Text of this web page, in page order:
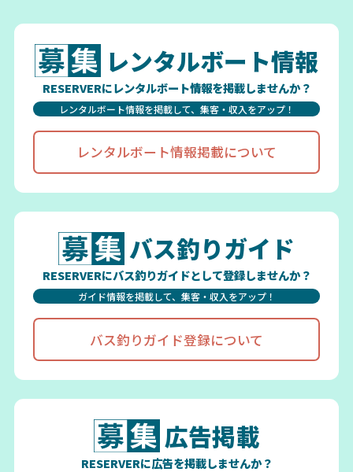
レンタルボート情報
RESERVERにレンタルボート情報を掲載しませんか？
レンタルボート情報を掲載して、集客・収入をアップ！
レンタルボート情報掲載について
バス釣りガイド
RESERVERにバス釣りガイドとして登録しませんか？
ガイド情報を掲載して、集客・収入をアップ！
バス釣りガイド登録について
広告掲載
RESERVERに広告を掲載しませんか？